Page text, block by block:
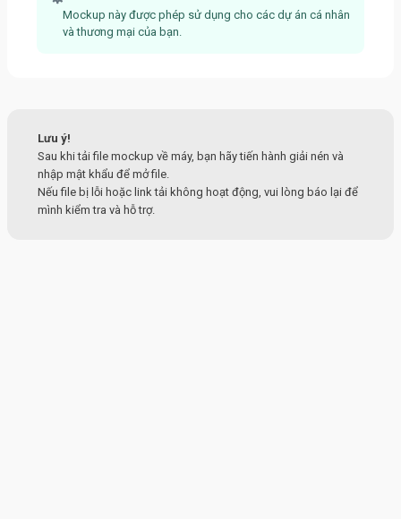
Mockup này được phép sử dụng cho các dự án cá nhân
và thương mại của bạn.
Lưu ý!
Sau khi tải file mockup về máy, bạn hãy tiến hành giải nén và
nhập mật khẩu để mở file.
Nếu file bị lỗi hoặc link tải không hoạt động, vui lòng báo lại để
mình kiểm tra và hỗ trợ.